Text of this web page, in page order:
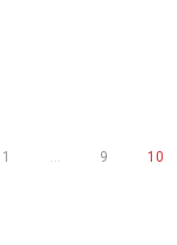
1 … 9 10